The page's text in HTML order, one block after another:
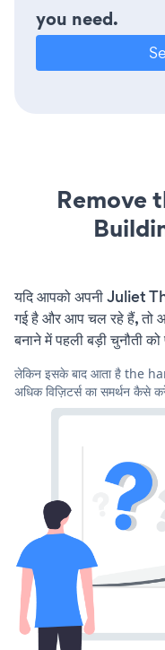
you need.
Remove
यदि आपको अपनी Juliet
गई है और आप चल रहे हैं, तो
बनाने में पहली बड़ी चुनौती
लेकिन इसके बाद आता है the
अधिक विज़िटर्स का समर्थन कैसे